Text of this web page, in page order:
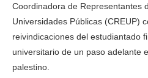
Coordinadora de Representantes
Universidades Públicas (CREUP)
reivindicaciones del estudiantado
universitario de un paso adelante
palestino.